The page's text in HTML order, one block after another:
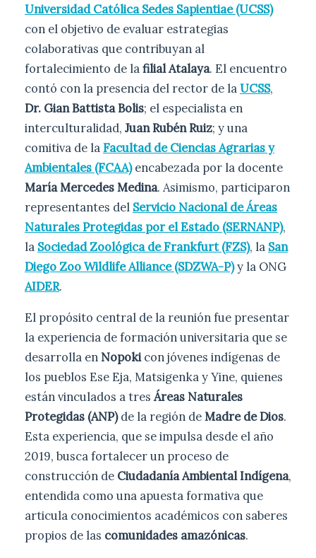
Universidad Católica Sedes Sapientiae (UCSS)
con el objetivo de evaluar estrategias
colaborativas que contribuyan al
fortalecimiento de lafilial Atalaya. El encuentro
contó con la presencia del rector de laUCSS,
Dr. Gian Battista Bolis; el especialista en
interculturalidad, Juan Rubén Ruiz; y una
comitiva de laFacultad de Ciencias Agrarias y
Ambientales (FCAA) encabezada por la docente
María Mercedes Medina. Asimismo, participaron
representantes del Servicio Nacional de Áreas
Naturales Protegidas por el Estado (SERNANP),
la Sociedad Zoológica de Frankfurt (FZS), la San
Diego Zoo Wildlife Alliance (SDZWA-P)y la ONG
AIDER.
El propósito central de la reunión fue presentar
la experiencia de formación universitaria que se
desarrolla en Nopokicon jóvenes indígenas de
los pueblos Ese Eja, Matsigenka y Yine, quienes
están vinculados a tres Áreas Naturales
Protegidas (ANP)de la región deMadre de Dios.
Esta experiencia, que se impulsa desde el año
2019, busca fortalecer un proceso de
construcción de Ciudadanía Ambiental Indígena,
entendida como una apuesta formativa que
articula conocimientos académicos con saberes
propios de las comunidades amazónicas.